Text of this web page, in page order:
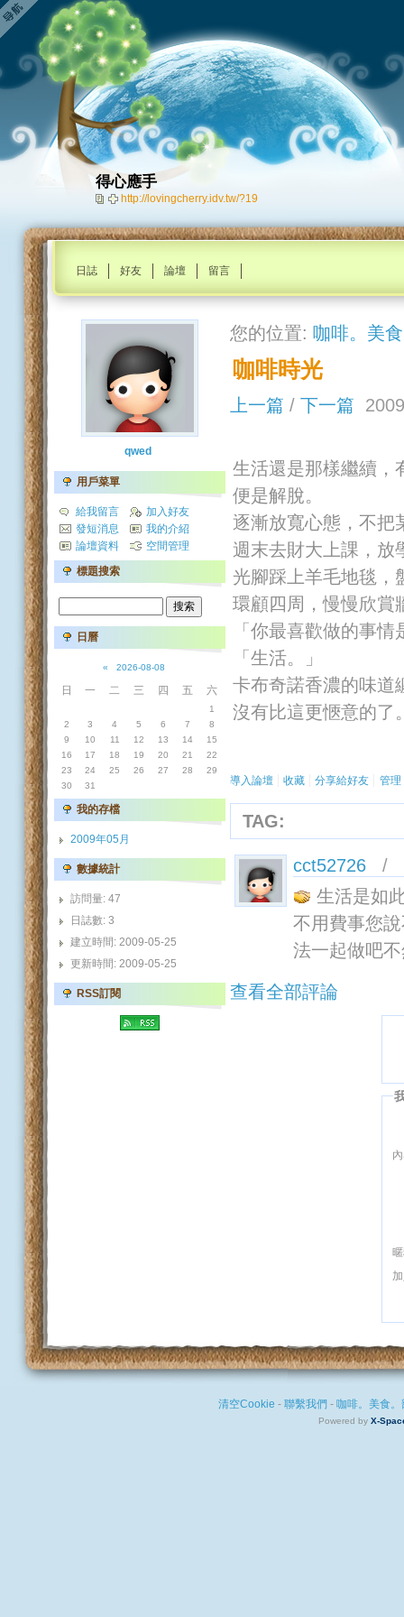
得心應手
http://lovingcherry.idv.tw/?19
日誌 好友 論壇 留言
您的位置: 咖啡。美
咖啡時光
上一篇 / 下一篇
生活還是那樣繼續，
便是解脫。
逐漸放寬心態，不把
週末去財大上課，放
光腳踩上羊毛地毯，
環顧四周，慢慢欣賞
「你最喜歡做的事
「生活。」
卡布奇諾香濃的味道
沒有比這更愜意的了
導入論壇 收藏 分享給好友 管理
TAG:
cct52726
/
生活是如
不用費事您
法一起做吧
查看全部評論
qwed
用戶菜單
給我留言
加入好友
發短消息
我的介紹
論壇資料
空間管理
標題搜索
日曆
« 2026-08-08
日 一 二 三 四 五 六
1
2
3 4 5 6 7
8
9
10 11 12 13 14
15
16
17 18 19 20 21
22
23
24 25 26 27 28
29
30
31
我的存檔
2009年05月
數據統計
訪問量: 47
日誌數: 3
建立時間: 2009-05-25
更新時間: 2009-05-25
RSS訂閱
清空Cookie -聯繫我們 -咖啡。美食。
Powered byX-